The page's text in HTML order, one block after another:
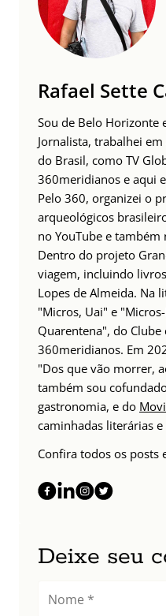
Rafael Sette
Sou de Belo Horizonte
Jornalista, trabalhei
do Brasil, como TV
360meridianos e aqui
Pelo 360, organizei o
arqueológicos
no YouTube e também
Dentro do projeto
viagem, incluindo
Lopes de Almeida. Na
"Micros, Uai" e
Quarentena", do
360meridianos. Em
"Dos que vão morrer,
também sou
gastronomia, e do
caminhadas literárias
Confira todos os posts
Deixe seu